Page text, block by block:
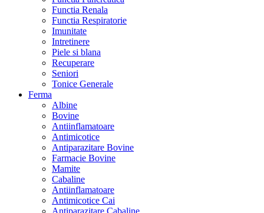
Functia Renala
Functia Respiratorie
Imunitate
Intretinere
Piele si blana
Recuperare
Seniori
Tonice Generale
Ferma
Albine
Bovine
Antiinflamatoare
Antimicotice
Antiparazitare Bovine
Farmacie Bovine
Mamite
Cabaline
Antiinflamatoare
Antimicotice Cai
Antiparazitare Cabaline